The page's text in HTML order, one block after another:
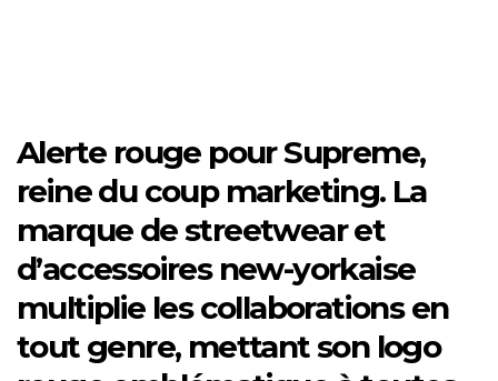
Alerte rouge pour Supreme,
reine du coup marketing. La
marque de streetwear et
d’accessoires new-yorkaise
multiplie les collaborations en
tout genre, mettant son logo